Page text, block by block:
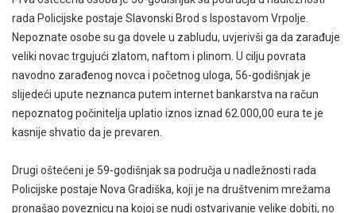
rada Policijske postaje Slavonski Brod s Ispostavom Vrpolje.
Nepoznate osobe su ga dovele u zabludu, uvjerivši ga da zarađuje
veliki novac trgujući zlatom, naftom i plinom. U cilju povrata
navodno zarađenog novca i početnog uloga, 56-godišnjak je
slijedeći upute neznanca putem internet bankarstva na račun
nepoznatog počinitelja uplatio iznos iznad 62.000,00 eura te je
kasnije shvatio da je prevaren.
Drugi oštećeni je 59-godišnjak sa područja u nadležnosti rada
Policijske postaje Nova Gradiška, koji je na društvenim mrežama
pronašao poveznicu na kojoj se nudi ostvarivanje velike dobiti, no